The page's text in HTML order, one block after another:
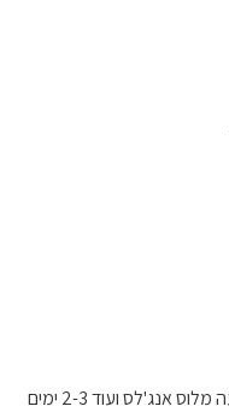
אבהיר את עצמי - הכוונה ללילה ביום ההגעה מלוס אנג'לס ועוד 2-3 ימים